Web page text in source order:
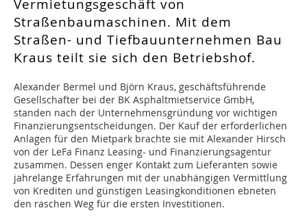
Vermietungsgeschäft von
Straßenbaumaschinen. Mit dem
Straßen- und Tiefbauunternehmen Bau
Kraus teilt sie sich den Betriebshof.
Alexander Bermel und Björn Kraus, geschäftsführende
Gesellschafter bei der BK Asphaltmietservice GmbH,
standen nach der Unternehmensgründung vor wichtigen
Finanzierungsentscheidungen. Der Kauf der erforderlichen
Anlagen für den Mietpark brachte sie mit Alexander Hirsch
von der LeFa Finanz Leasing- und Finanzierungsagentur
zusammen. Dessen enger Kontakt zum Lieferanten sowie
jahrelange Erfahrungen mit der unabhängigen Vermittlung
von Krediten und günstigen Leasingkonditionen ebneten
den raschen Weg für die ersten Investitionen.